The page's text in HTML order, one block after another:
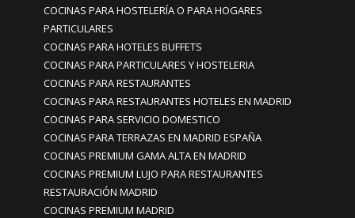
COCINAS PARA HOSTELERÍA O PARA HOGARES
PARTICULARES
COCINAS PARA HOTELES BUFFETS
COCINAS PARA PARTICULARES Y HOSTELERIA
COCINAS PARA RESTAURANTES
COCINAS PARA RESTAURANTES HOTELES EN MADRID
COCINAS PARA SERVICIO DOMESTICO
COCINAS PARA TERRAZAS EN MADRID ESPAÑA
COCINAS PREMIUM GAMA ALTA EN MADRID
COCINAS PREMIUM LUJO PARA RESTAURANTES
RESTAURACIÓN MADRID
COCINAS PREMIUM MADRID